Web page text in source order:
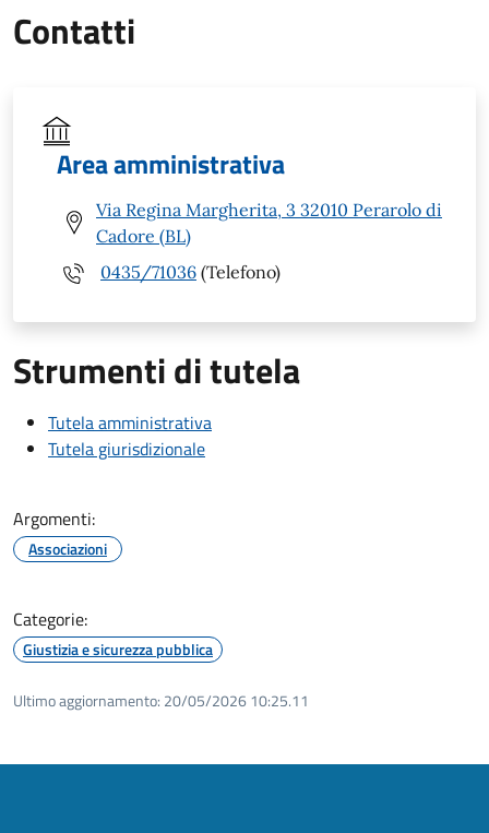
Contatti
Area amministrativa
Via Regina Margherita, 3 32010 Perarolo di
Cadore (BL)
0435/71036 (Telefono)
Strumenti di tutela
Tutela amministrativa
Tutela giurisdizionale
Argomenti:
Associazioni
Categorie:
Giustizia e sicurezza pubblica
Ultimo aggiornamento: 20/05/2026 10:25.11